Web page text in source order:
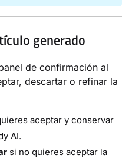
generado
de confirmación al
descartar o refinar la
aceptar y conservar
AI.
si no quieres aceptar la